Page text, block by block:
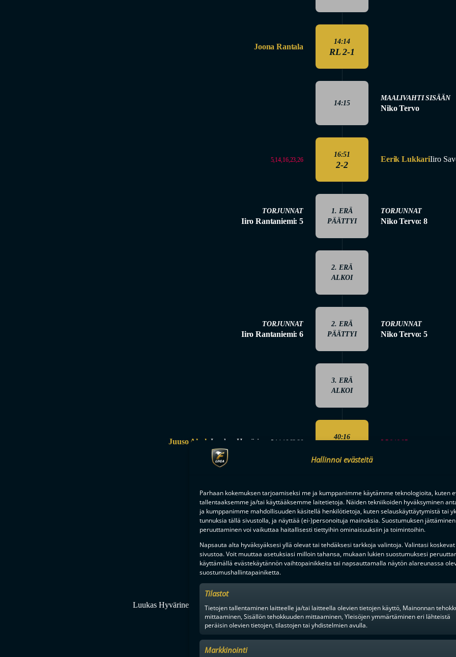
Hallinnoi evästeitä
Parhaan kokemuksen tarjoamiseksi me ja kumppanimme käytämme teknologioita, kuten
tallentaaksemme ja/tai käyttääksemme laitetietoja. Näiden tekniikoiden hyväksyminen
ja kumppanimme mahdollisuuden käsitellä henkilötietoja, kuten selauskäyttäytymistä tai
tunnuksia tällä sivustolla, ja näyttää (ei-)personoituja mainoksia. Suostumuksen
peruuttaminen voi vaikuttaa haitallisesti tiettyihin ominaisuuksiin ja toimintoihin.
Napsauta alta hyväksyäksesi yllä olevat tai tehdäksesi tarkkoja valintoja. Valintasi
sivustoa. Voit muuttaa asetuksiasi milloin tahansa, mukaan lukien suostumuksesi
käyttämällä evästekäytännön vaihtopainikkeita tai napsauttamalla näytön alareunassa
suostumushallintapainiketta.
Tilastot
Tietojen tallentaminen laitteelle ja/tai laitteella olevien tietojen käyttö, Mainonnan
mittaaminen, Sisällön tehokkuuden mittaaminen, Yleisöjen ymmärtäminen eri lähteistä
peräisin olevien tietojen, tilastojen tai yhdistelmien avulla.
Markkinointi
Joona Rantala
14:14
RL 2-1
14:15
MAALIVAHTI SISÄÄN
Niko Tervo
5,14,16,23,26
16:51
2-2
Eerik LukkariIiro
TORJUNNAT
Iiro Rantaniemi: 5
1. ERÄ
PÄÄTTYI
TORJUNNAT
Niko Tervo: 8
2. ERÄ
ALKOI
TORJUNNAT
Iiro Rantaniemi: 6
2. ERÄ
PÄÄTTYI
TORJUNNAT
Niko Tervo: 5
3. ERÄ
ALKOI
Juuso Ahola Luukas Hyvärinen 5,14,16,23,26
40:16
5,7,8,19,27
41:12
Kai Haikola
2 MIN
Joonatan KovanenNico Jonaeson
YV 4-2
Luukas Hyvärinen Mailan painaminen tai sitominen
2 MIN
46:31